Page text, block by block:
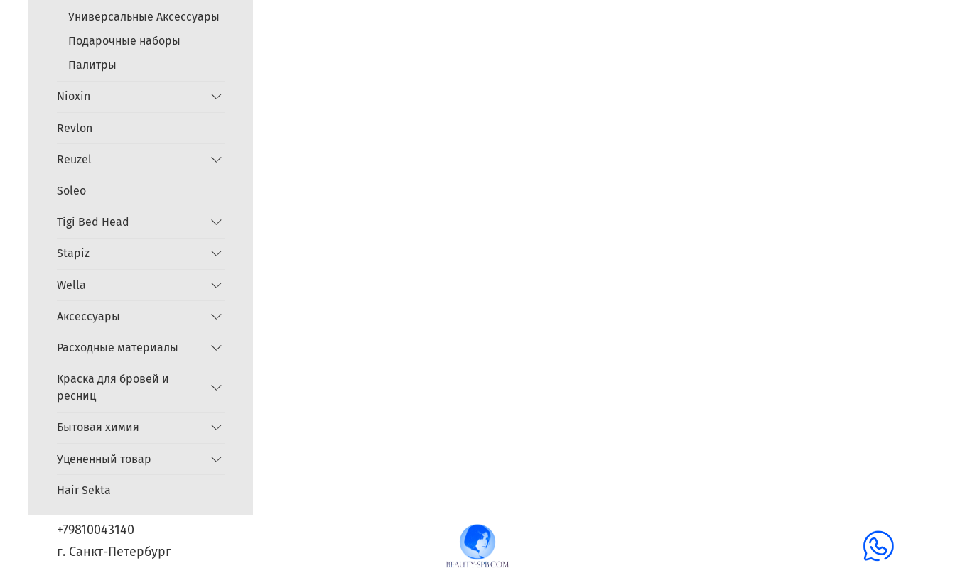
Универсальные Аксессуары
Подарочные наборы
Палитры
Nioxin
Revlon
Reuzel
Soleo
Tigi Bed Head
Stapiz
Wella
Аксессуары
Расходные материалы
Краска для бровей и
ресниц
Бытовая химия
Уцененный товар
Hair Sekta
+79810043140
г. Санкт-Петербург